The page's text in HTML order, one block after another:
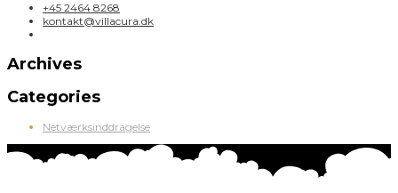
+45 2464 8268
kontakt@villacura.dk
Archives
Categories
Netværksinddragelse